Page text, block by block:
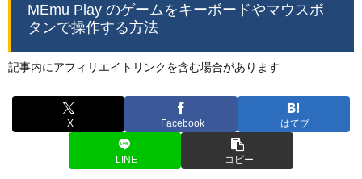
MEmu Play のゲームをキーボードやマウスボ
タンで操作する方法
記事内にアフィリエイトリンクを含む場合があります
X Facebook はてブ
LINE コピー